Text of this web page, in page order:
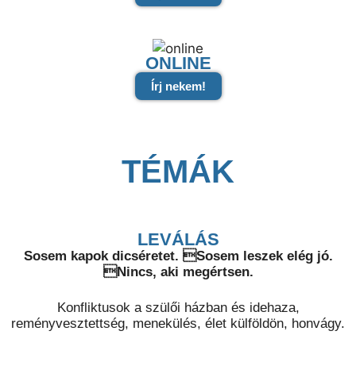
ONLINE
Írj nekem!
TÉMÁK
LEVÁLÁS
Sosem kapok dicséretet. Sosem leszek elég jó.
Nincs, aki megértsen.
Konfliktusok a szülői házban és idehaza,
reményvesztettség, menekülés, élet külföldön, honvágy.